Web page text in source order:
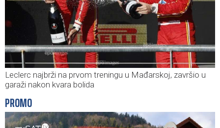
Leclerc najbrži na prvom treningu u Mađarskoj, završio u
garaži nakon kvara bolida
PROMO